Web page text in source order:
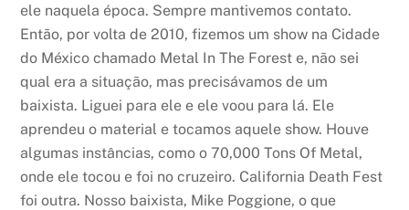
ele naquela época. Sempre mantivemos contato.
Então, por volta de 2010, fizemos um show na Cidade
do México chamado Metal In The Forest e, não sei
qual era a situação, mas precisávamos de um
baixista. Liguei para ele e ele voou para lá. Ele
aprendeu o material e tocamos aquele show. Houve
algumas instâncias, como o 70,000 Tons Of Metal,
onde ele tocou e foi no cruzeiro. California Death Fest
foi outra. Nosso baixista, Mike Poggione, o que